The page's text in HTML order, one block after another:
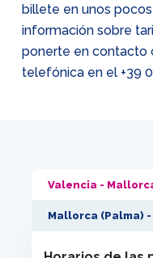
billete en unos
información sobre
ponerte en contacto
telefónica en el +39
Valencia -
Mallorca (Palma)